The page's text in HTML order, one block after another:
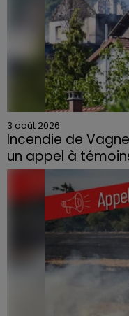
3 août 2026
Incendie de
un appel à
Le feu, parti d'une
quartier résidentiel,
contraint à